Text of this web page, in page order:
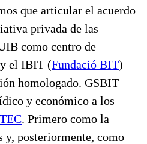
que articular el acuerdo
privada de las
como centro de
el IBIT (Fundació BIT)
homologado. GSBIT
y económico a los
. Primero como la
y, posteriormente, como